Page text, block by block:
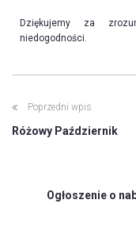
Dziękujemy za
niedogodności
Poprzedni wpis
Różowy Październik
Ogłoszenie o